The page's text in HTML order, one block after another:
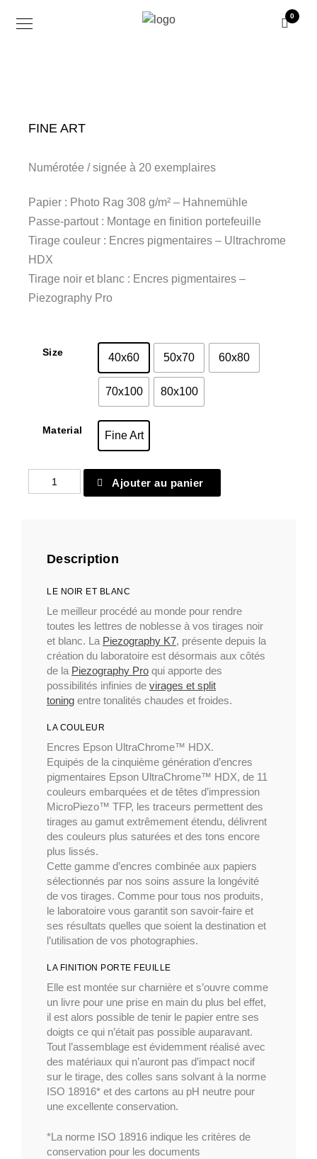
0
FINE ART
Numérotée / signée à 20 exemplaires
Papier : Photo Rag 308 g/m² – Hahnemühle
Passe-partout : Montage en finition portefeuille
Tirage couleur : Encres pigmentaires – Ultrachrome
HDX
Tirage noir et blanc : Encres pigmentaires –
Piezography Pro
Size 40x60 50x70 60x80
70x100 80x100
Material Fine Art
quantité
de
Ajouter au panier
Description
LE NOIR ET BLANC
Le meilleur procédé au monde pour rendre
toutes les lettres de noblesse à vos tirages noir
et blanc. La Piezography K7, présente depuis la
création du laboratoire est désormais aux côtés
de la Piezography Pro qui apporte des
possibilités infinies de virages et split
toning entre tonalités chaudes et froides.
LA COULEUR
Encres Epson UltraChrome™ HDX.
Equipés de la cinquième génération d’encres
pigmentaires Epson UltraChrome™ HDX, de 11
couleurs embarquées et de têtes d’impression
MicroPiezo™ TFP, les traceurs permettent des
tirages au gamut extrêmement étendu, délivrent
des couleurs plus saturées et des tons encore
plus lissés.
Cette gamme d’encres combinée aux papiers
sélectionnés par nos soins assure la longévité
de vos tirages. Comme pour tous nos produits,
le laboratoire vous garantit son savoir-faire et
ses résultats quelles que soient la destination et
l’utilisation de vos photographies.
LA FINITION PORTE FEUILLE
Elle est montée sur charnière et s’ouvre comme
un livre pour une prise en main du plus bel effet,
il est alors possible de tenir le papier entre ses
doigts ce qui n’était pas possible auparavant.
Tout l’assemblage est évidemment réalisé avec
des matériaux qui n’auront pas d’impact nocif
sur le tirage, des colles sans solvant à la norme
ISO 18916* et des cartons au pH neutre pour
une excellente conservation.
*La norme ISO 18916 indique les critères de
conservation pour les documents